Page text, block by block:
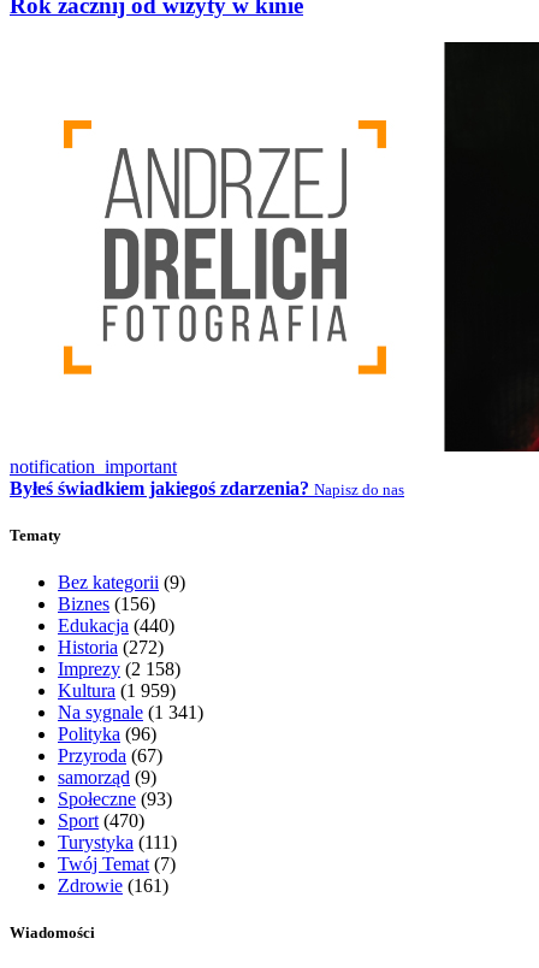
Rok zacznij od wizyty w kinie
notification_important
Byłeś świadkiem jakiegoś zdarzenia? Napisz do nas
Tematy
Bez kategorii (9)
Biznes (156)
Edukacja (440)
Historia (272)
Imprezy (2 158)
Kultura (1 959)
Na sygnale (1 341)
Polityka (96)
Przyroda (67)
samorząd (9)
Społeczne (93)
Sport (470)
Turystyka (111)
Twój Temat (7)
Zdrowie (161)
Wiadomości